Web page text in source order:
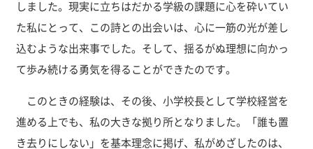
しました。現実に立ちはだかる学級の課題に心を砕いてい
た私にとって、この詩との出会いは、心に一筋の光が差し
込むような出来事でした。そして、揺るがぬ理想に向かっ
て歩み続ける勇気を得ることができたのです。
このときの経験は、その後、小学校長として学校経営を
進める上でも、私の大きな拠り所となりました。「誰も置
き去りにしない」を基本理念に掲げ、私がめざしたのは、